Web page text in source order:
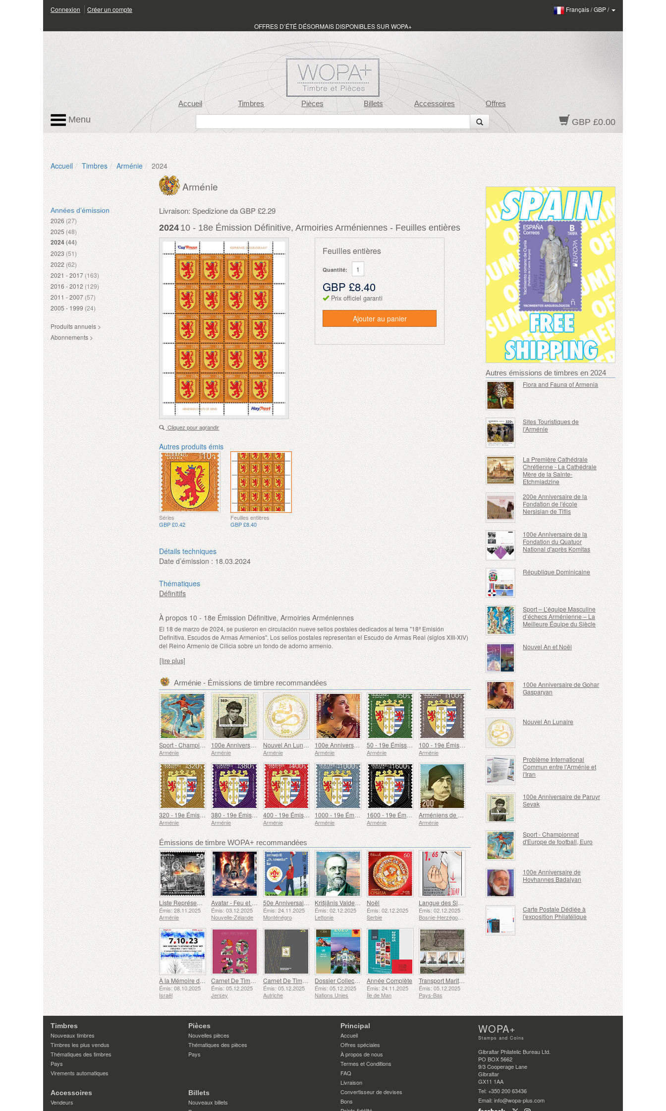
Connexion Créer un compte Français/GBP/
OFFRES D’ÉTÉ DÉSORMAIS DISPONIBLES SUR WOPA+
Accueil Timbres Pièces Billets Accessoires Offres
GBP £0.00
Menu
Accueil Timbres Arménie 2024
Années d’émission
2026 (27)
2025 (48)
2024(44)
2023 (51)
2022 (62)
2021 - 2017 (163)
2016 - 2012 (129)
2011 - 2007 (57)
2005 - 1999 (24)
Produits annuels >
Abonnements >
Arménie
Livraison: Spedizione da GBP £2.29
2024 10 - 18e Émission Définitive, Armoiries Arméniennes - Feuilles entières
Cliquez pour agrandir
Feuilles entières
Quantité:
GBP £8.40
Prix officiel garanti
Ajouter au panier
Autres produits émis
Séries
GBP £0.42
Feuilles entières
GBP £8.40
Détails techniques
Date d’émission : 18.03.2024
Thématiques
Définitifs
À propos 10 - 18e Émission Définitive, Armoiries Arméniennes
El 18 de marzo de 2024, se pusieron en circulación nueve sellos postales dedicados al tema "18ª Emisión
Definitiva. Escudos de Armas Armenios". Los sellos postales representan el Escudo de Armas Real (siglos XIII-XIV)
del Reino Armenio de Cilicia sobre un fondo de adorno armenio.
[lire plus]
Arménie - Émissions de timbre recommandées
Sport - Championnat d'Europe de football, Euro
Arménie
100e Anniversaire de Paruyr Sevak
Arménie
Nouvel An Lunaire
Arménie
100e Anniversaire de Gohar Gasparyan
Arménie
50 - 19e Émission Définitive, Armoiries Arméniennes
Arménie
100 - 19e Émission Définitive, Armoiries Arméniennes
Arménie
320 - 19e Émission Définitive, Armoiries Arméniennes
Arménie
380 - 19e Émission Définitive, Armoiries Arméniennes
Arménie
400 - 19e Émission Définitive, Armoiries Arméniennes
Arménie
1000 - 19e Émission Définitive, Armoiries Arméniennes
Arménie
1600 - 19e Émission Définitive, Armoiries Arméniennes
Arménie
Arméniens de Renommée Mondiale - 200e Anniversaire de Nubar Nubarian, Nubar Pacha
Arménie
Émissions de timbre WOPA+ recommandées
Liste Représentative du Patrimoine Culturel Immatériel de l'humanité de l'UNESCO - Tradition de la Forge à Gyumri
Émis: 28.11.2025
Arménie
Avatar - Feu et Cendres
Émis: 03.12.2025
Nouvelle-Zélande
50e Anniversaire de la Fondation du Bar Scout du 24 Novembre
Émis: 24.11.2025
Monténégro
Krišjānis Valdemārs
Émis: 02.12.2025
Lettonie
Noël
Émis: 02.12.2025
Serbie
Langue des Signes - Bien
Émis: 02.12.2025
Bosnie-Herzégovine - République de Srpska
À la Mémoire des Morts et des Assassinés le 7 Octobre 2023
Émis: 08.10.2025
Israël
Carnet De Timbres
Émis: 05.12.2025
Jersey
Carnet De Timbres
Émis: 05.12.2025
Autriche
Dossier Collection Annuelle (New York)
Émis: 05.12.2025
Nations Unies
Année Complète
Émis: 24.11.2025
Île de Man
Transport Maritime aux XVIIe et XVIIIe Siècles – Transport de Tourbe
Émis: 05.12.2025
Pays-Bas
Autres émissions de timbres en 2024
Flora and Fauna of Armenia
Sites Touristiques de
l'Arménie
La Première Cathédrale
Chrétienne - La Cathédrale
Mère de la Sainte-
Etchmiadzine
200e Anniversaire de la
Fondation de l'école
Nersisian de Tiflis
100e Anniversaire de la
Fondation du Quatuor
National d'après Komitas
République Dominicaine
Sport – L’équipe Masculine
d’échecs Arménienne – La
Meilleure Équipe du Siècle
Nouvel An et Noël
100e Anniversaire de Gohar
Gasparyan
Nouvel An Lunaire
Problème International
Commun entre l'Arménie et
l'Iran
100e Anniversaire de Paruyr
Sevak
Sport - Championnat
d'Europe de football, Euro
100e Anniversaire de
Hovhannes Badalyan
Carte Postale Dédiée à
l'exposition Philatélique
Timbres
Nouveaux timbres
Timbres les plus vendus
Thématiques des timbres
Pays
Virements automatiques
Pièces
Nouvelles pièces
Thématiques des pièces
Pays
Accessoires
Vendeurs
Billets
Nouveaux billets
Principal
Accueil
Offres spéciales
À propos de nous
Termes et Conditions
FAQ
Livraison
Convertisseur de devises
Bons
WOPA+
Stamps and Coins
Gibraltar Philatelic Bureau Ltd.
PO BOX 5662
9/3 Cooperage Lane
Gibraltar
GX11 1AA
Tel: +350 200 63436
Email: info@wopa-plus.com